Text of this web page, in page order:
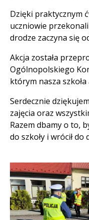
Dzięki praktycznym
uczniowie
drodze zaczyna się
Akcja została
Ogólnopolskiego
którym nasza
Serdecznie
zajęcia oraz
Razem dbamy o to,
do szkoły i wrócił do